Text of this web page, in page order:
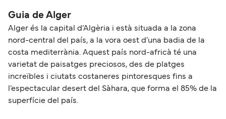
Guia de Alger
Alger és la capital d’Algèria i està situada a la zona
nord-central del país, a la vora oest d’una badia de la
costa mediterrània. Aquest país nord-africà té una
varietat de paisatges preciosos, des de platges
increïbles i ciutats costaneres pintoresques fins a
l’espectacular desert del Sàhara, que forma el 85% de la
superfície del país.